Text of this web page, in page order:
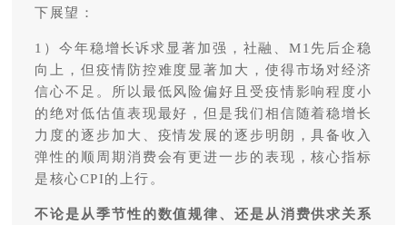
下展望：
1）今年稳增长诉求显著加强，社融、M1先后企稳
向上，但疫情防控难度显著加大，使得市场对经济
信心不足。所以最低风险偏好且受疫情影响程度小
的绝对低估值表现最好，但是我们相信随着稳增长
力度的逐步加大、疫情发展的逐步明朗，具备收入
弹性的顺周期消费会有更进一步的表现，核心指标
是核心CPI的上行。
不论是从季节性的数值规律、还是从消费供求关系